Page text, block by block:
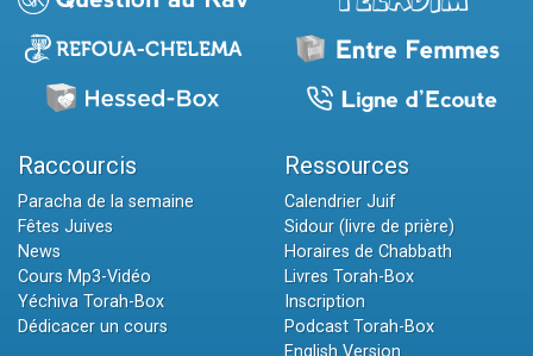
Raccourcis
Paracha de la semaine
Fêtes Juives
News
Cours Mp3-Vidéo
Yéchiva Torah-Box
Dédicacer un cours
Ressources
Calendrier Juif
Sidour (livre de prière)
Horaires de Chabbath
Livres Torah-Box
Inscription
Podcast Torah-Box